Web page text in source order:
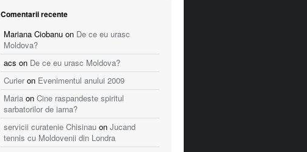
Comentarii recente
Mariana Ciobanu on De ce eu urasc
Moldova?
acs on De ce eu urasc Moldova?
Curieron Evenimentul anului 2009
Maria on Cine raspandeste spiritul
sarbatorilor de iarna?
servicii curatenie Chisinau on Jucand
tennis cu Moldovenii din Londra